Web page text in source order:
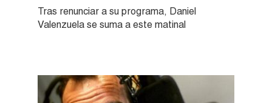
Tras renunciar a su programa, Daniel
Valenzuela se suma a este matinal